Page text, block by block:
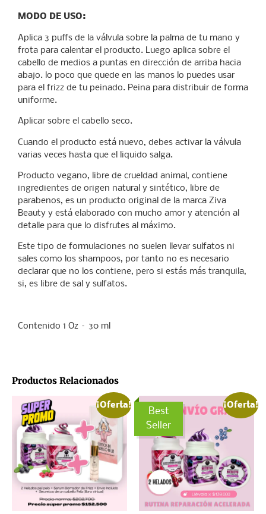
MODO DE USO:
Aplica 3 puffs de la válvula sobre la palma de tu mano y
frota para calentar el producto. Luego aplica sobre el
cabello de medios a puntas en dirección de arriba hacia
abajo. lo poco que quede en las manos lo puedes usar
para el frizz de tu peinado. Peina para distribuir de forma
uniforme.
Aplicar sobre el cabello seco.
Cuando el producto está nuevo, debes activar la válvula
varias veces hasta que el liquido salga.
Producto vegano, libre de crueldad animal, contiene
ingredientes de origen natural y sintético, libre de
parabenos, es un producto original de la marca Ziva
Beauty y está elaborado con mucho amor y atención al
detalle para que lo disfrutes al máximo.
Este tipo de formulaciones no suelen llevar sulfatos ni
sales como los shampoos, por tanto no es necesario
declarar que no los contiene, pero si estás más tranquila,
si, es libre de sal y sulfatos.
Contenido 1 Oz – 30 ml
Productos Relacionados
¡Oferta!
Best
Seller
¡Oferta!